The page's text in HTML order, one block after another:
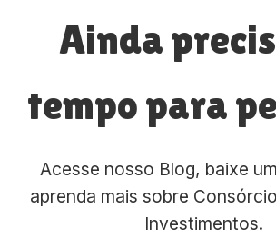
Ainda
tempo para
Acesse nosso Blog, baixe
aprenda mais sobre
Investimentos.